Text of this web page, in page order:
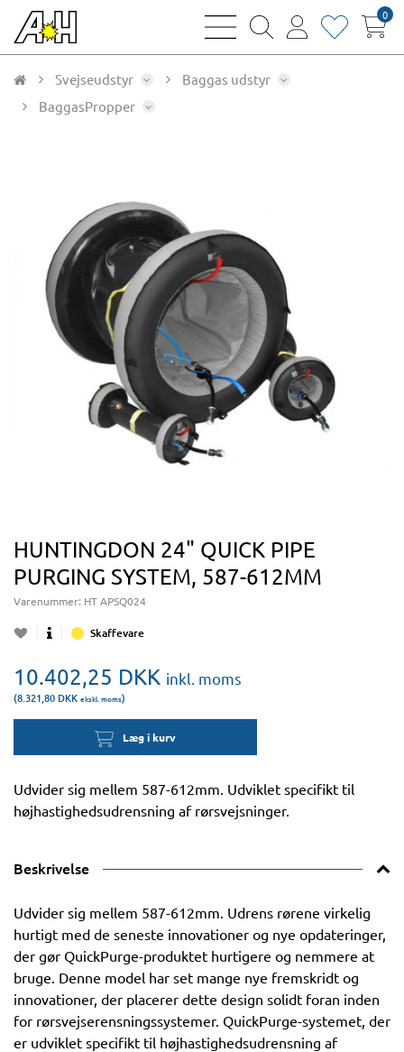
bars
magnifying
user
heart0
Svejseudstyr
Baggas udstyr
BaggasPropper
HUNTINGDON 24" QUICK PIPE
PURGING SYSTEM, 587-612MM
Varenummer: HT APSQ024
Skaffevare
10.402,25 DKK inkl. moms
(8.321,80 DKK ekskl. moms)
Læg i kurv
Udvider sig mellem 587-612mm. Udviklet specifikt til
højhastighedsudrensning af rørsvejsninger.
Beskrivelse
Udvider sig mellem 587-612mm. Udrens rørene virkelig
hurtigt med de seneste innovationer og nye opdateringer,
der gør QuickPurge-produktet hurtigere og nemmere at
bruge. Denne model har set mange nye fremskridt og
innovationer, der placerer dette design solidt foran inden
for rørsvejserensningssystemer. QuickPurge-systemet, der
er udviklet specifikt til højhastighedsudrensning af